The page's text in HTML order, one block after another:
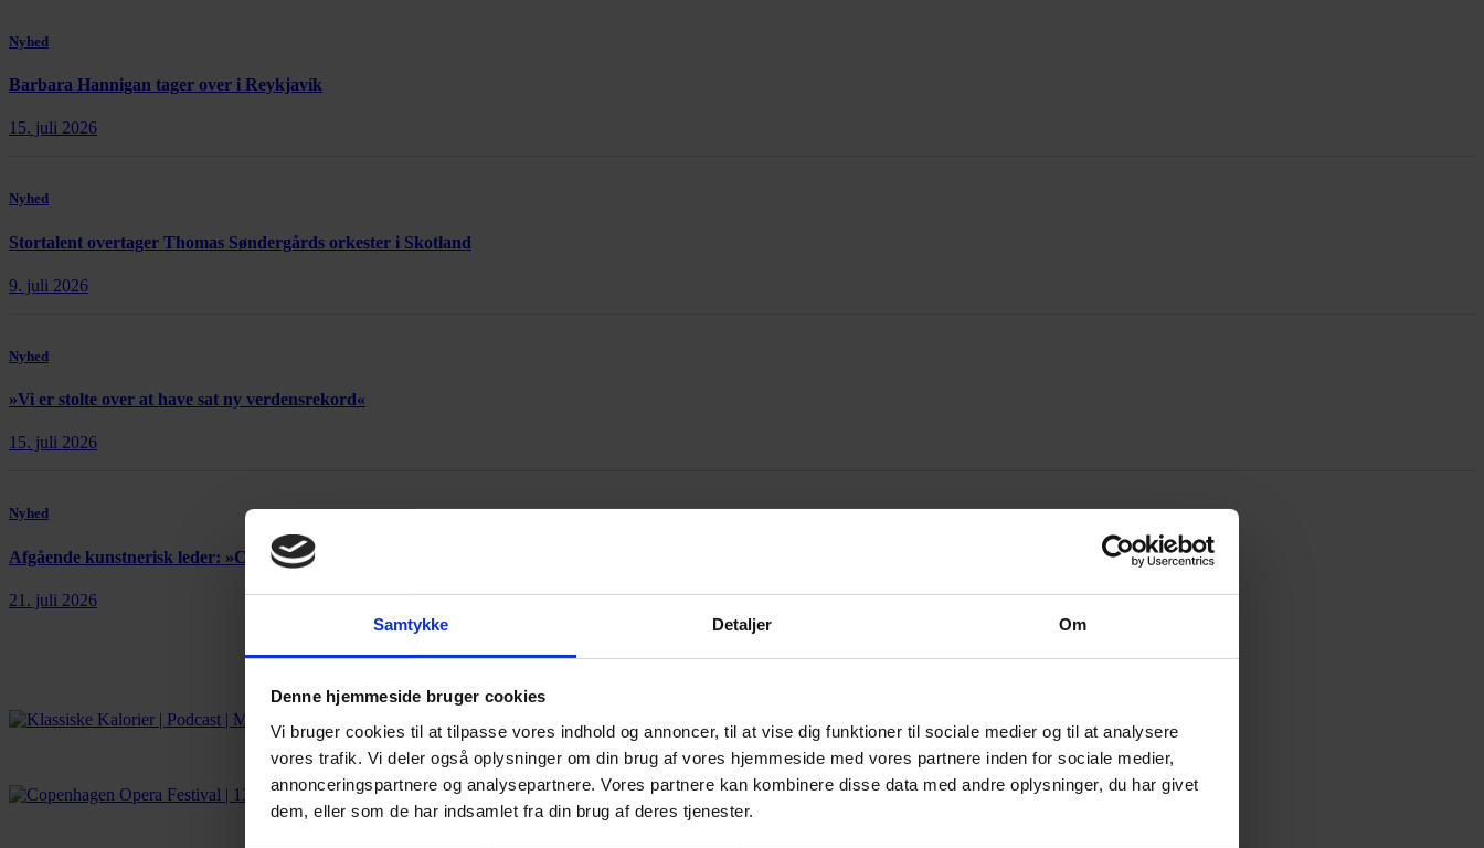
Samtykke Detaljer Om
Denne hjemmeside bruger cookies
Vi bruger cookies til at tilpasse vores indhold og annoncer, til at vise dig funktioner til sociale medier og til at analysere
vores trafik. Vi deler også oplysninger om din brug af vores hjemmeside med vores partnere inden for sociale medier,
annonceringspartnere og analysepartnere. Vores partnere kan kombinere disse data med andre oplysninger, du har givet
dem, eller som de har indsamlet fra din brug af deres tjenester.
Nyhed
Barbara Hannigan tager over i Reykjavík
15. juli 2026
Nyhed
Stortalent overtager Thomas Søndergårds orkester i Skotland
9. juli 2026
Nyhed
»Vi er stolte over at have sat ny verdensrekord«
15. juli 2026
Nyhed
Afgående kunstnerisk leder: »Copenhagen Opera Festival er et åbent maskinrum«
21. juli 2026
Annonce